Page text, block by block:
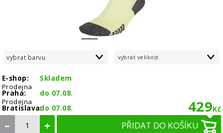
1 2 3
vybrat barvu vybrat velikost
E-shop:
Skladem
Prodejna
Praha:
do 07.08.
Prodejna
Bratislava:do 07.08. 429Kč
– + PŘIDAT DO KOŠÍKU